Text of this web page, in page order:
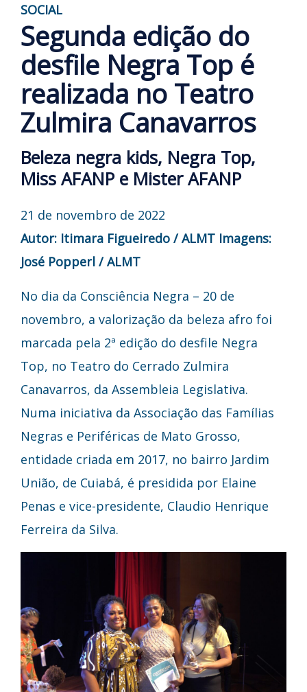
SOCIAL
Segunda edição do
desfile Negra Top é
realizada no Teatro
Zulmira Canavarros
Beleza negra kids, Negra Top,
Miss AFANP e Mister AFANP
21 de novembro de 2022
Autor: Itimara Figueiredo / ALMT Imagens:
José Popperl / ALMT
No dia da Consciência Negra – 20 de
novembro, a valorização da beleza afro foi
marcada pela 2ª edição do desfile Negra
Top, no Teatro do Cerrado Zulmira
Canavarros, da Assembleia Legislativa.
Numa iniciativa da Associação das Famílias
Negras e Periféricas de Mato Grosso,
entidade criada em 2017, no bairro Jardim
União, de Cuiabá, é presidida por Elaine
Penas e vice-presidente, Claudio Henrique
Ferreira da Silva.